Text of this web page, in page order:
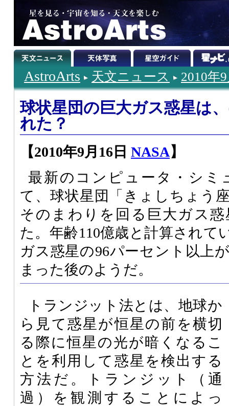
AstroArts 天文ニュース 2010年
球状星団の巨大ガス惑星は
れた？
【2010年9月16日 NASA】
最新のコンピュータ・シミ
て、球状星団「きょしちょう
そのまわりを回る巨大ガス
た。年齢110億歳と計算されて
ガス惑星の96パーセント以上
まった後のようだ。
トランジット法とは、地球か
ら見て惑星が恒星の前を横切
る際に恒星の光が暗くなるこ
とを利用して惑星を検出する
方法だ。トランジット（通
過）を観測することによっ